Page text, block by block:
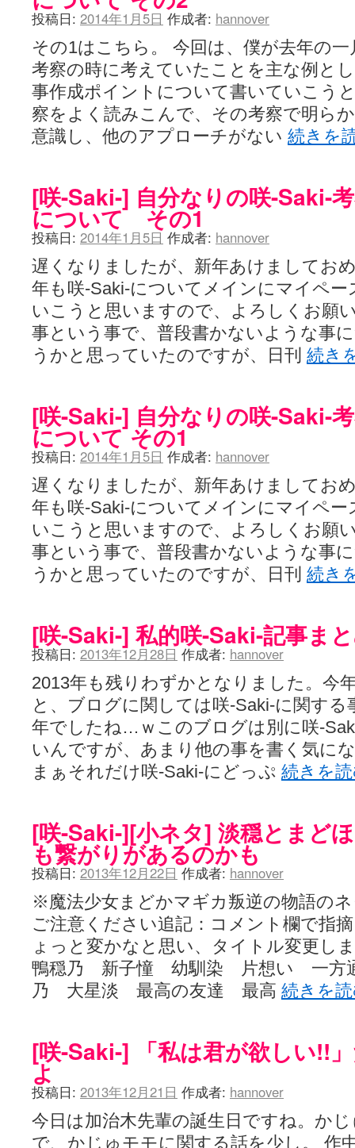
投稿日: 2014年1月5日 作成者: hannover
その1はこちら。 今回は、僕が去年の
考察の時に考えていたことを主な例と
事作成ポイントについて書いていこう
察をよく読みこんで、その考察で明ら
意識し、他のアプローチがない 続きを
[咲-Saki-] 自分なりの咲-Saki-
について その1
投稿日: 2014年1月5日 作成者: hannover
遅くなりましたが、新年あけましてお
年も咲-Saki-についてメインにマイペ
いこうと思いますので、よろしくお願
事という事で、普段書かないような事
うかと思っていたのですが、日刊 続き
[咲-Saki-] 自分なりの咲-Saki-
について その1
投稿日: 2014年1月5日 作成者: hannover
遅くなりましたが、新年あけましてお
年も咲-Saki-についてメインにマイペ
いこうと思いますので、よろしくお願
事という事で、普段書かないような事
うかと思っていたのですが、日刊 続き
[咲-Saki-] 私的咲-Saki-記事ま
投稿日: 2013年12月28日 作成者: hannover
2013年も残りわずかとなりました。今
と、ブログに関しては咲-Saki-に関す
年でしたね…ｗこのブログは別に咲-
いんですが、あまり他の事を書く気に
まぁそれだけ咲-Saki-にどっぷ 続きを
[咲-Saki-][小ネタ] 淡穏とまど
も繋がりがあるのかも
投稿日: 2013年12月22日 作成者: hannover
※魔法少女まどかマギカ叛逆の物語の
ご注意ください追記：コメント欄で指
ょっと変かなと思い、タイトル変更し
鴨穏乃 新子憧 幼馴染 片想い 一方通
乃 大星淡 最高の友達 最高 続きを
[咲-Saki-] 「私は君が欲しい!!
よ
投稿日: 2013年12月21日 作成者: hannover
今日は加治木先輩の誕生日ですね。か
で、かじゅモモに関する話を少し。 作